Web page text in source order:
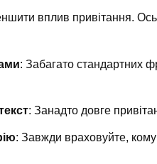
вплив привітання. Ось
: Забагато стандартних
: Занадто довге
: Завжди враховуйте,